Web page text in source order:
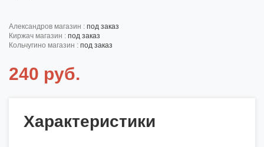
александров магазин : под заказ
киржач магазин : под заказ
кольчугино магазин : под заказ
240 руб.
Характеристики